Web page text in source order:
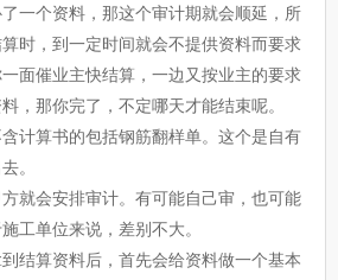
一个资料，那这个审计期就会顺延，所
时，到一定时间就会不提供资料而要求
面催业主快结算，一边又按业主的要求
，那你完了，不定哪天才能结束呢。
计算书的包括钢筋翻样单。这个是自有
。
就会安排审计。有可能自己审，也可能
工单位来说，差别不大。
结算资料后，首先会给资料做一个基本